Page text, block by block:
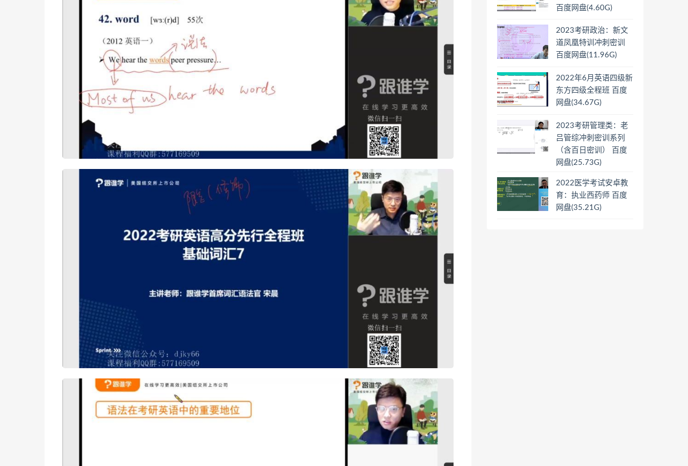
百度网盘(4.60G)
2023考研政治：新文
道凤凰特训冲刺密训
百度网盘(11.96G)
2022年6月英语四级新
东方四级全程班 百度
网盘(34.67G)
2023考研管理类：老
吕管综冲刺密训系列
（含百日密训） 百度
网盘(25.73G)
2022医学考试安卓教
育：执业西药师 百度
网盘(35.21G)